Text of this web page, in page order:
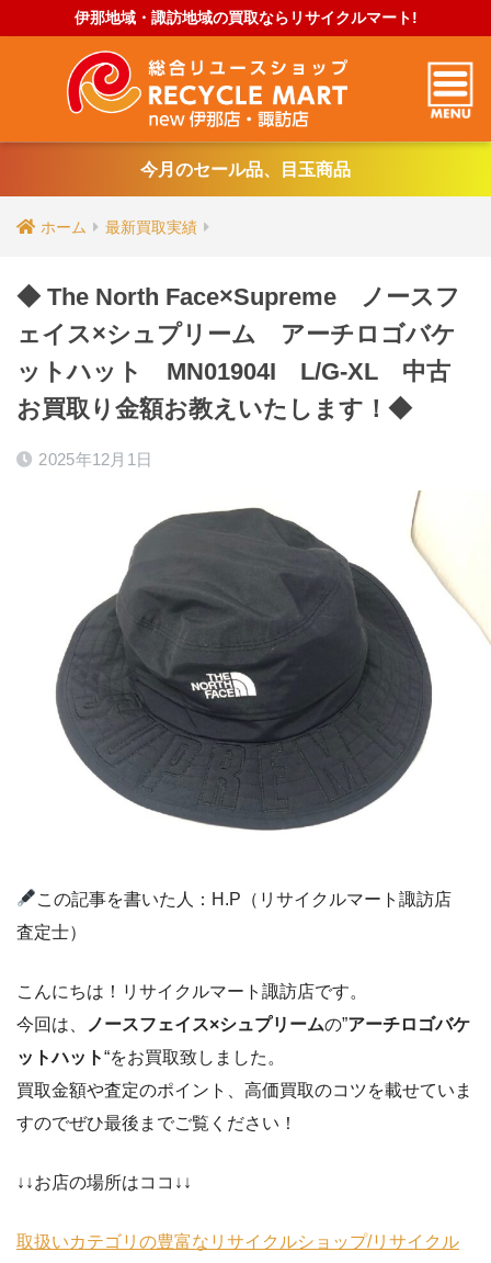
伊那地域・諏訪地域の買取ならリサイクルマート!
今月のセール品、目玉商品
ホーム 最新買取実績
◆ The North Face×Supreme ノースフ
ェイス×シュプリーム アーチロゴバケ
ットハット MN01904I L/G-XL 中古
お買取り金額お教えいたします！◆
2025年12月1日
この記事を書いた人：H.P（リサイクルマート諏訪店
査定士）
こんにちは！リサイクルマート諏訪店です。
今回は、
ノースフェイス×シュプリームの”アーチロゴバケ
ットハット“をお買取致しました。
買取金額や査定のポイント、高価買取のコツを載せていま
すのでぜひ最後までご覧ください！
↓↓お店の場所はココ↓↓
取扱いカテゴリの豊富なリサイクルショップ/リサイクル